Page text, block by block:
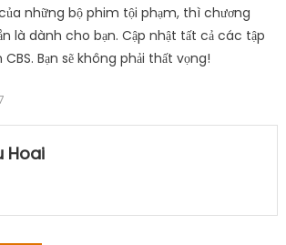
những bộ phim tội phạm, thì chương
là dành cho bạn. Cập nhật tất cả các tập
CBS. Bạn sẽ không phải thất vọng!
Hoai